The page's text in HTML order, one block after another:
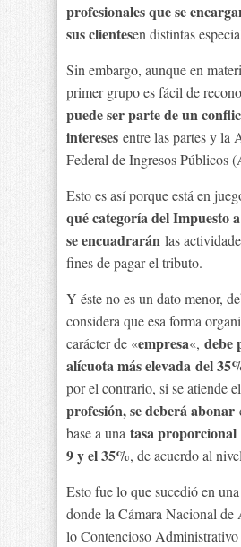
profesionales que se
sus clientesen distintas
Sin embargo, aunque en
primer grupo es fácil de
puede ser parte de un
intereses entre las partes y la
Federal de Ingresos Públicos
Esto es así porque está en
qué categoría del Impuesto
se encuadrarán las
fines de pagar el tributo.
Y éste no es un dato menor,
considera que esa forma
carácter de «empresa«, debe
alícuota más elevada del
por el contrario, si se atiende el
profesión, se deberá abonar
base a una tasa proporcional
9 y el 35%, de acuerdo al
Esto fue lo que sucedió en
donde la Cámara Nacional de
lo Contencioso